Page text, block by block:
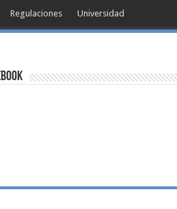
Regulaciones Universidad